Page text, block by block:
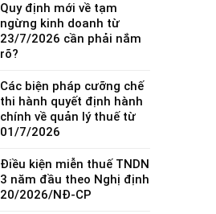
Quy định mới về tạm
ngừng kinh doanh từ
23/7/2026 cần phải nắm
rõ?
Các biện pháp cưỡng chế
thi hành quyết định hành
chính về quản lý thuế từ
01/7/2026
Điều kiện miễn thuế TNDN
3 năm đầu theo Nghị định
20/2026/NĐ-CP